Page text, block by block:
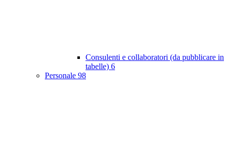
Consulenti e collaboratori (da pubblicare in
tabelle) 6
Personale 98